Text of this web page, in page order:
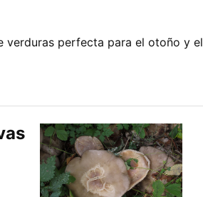
verduras perfecta para el otoño y el